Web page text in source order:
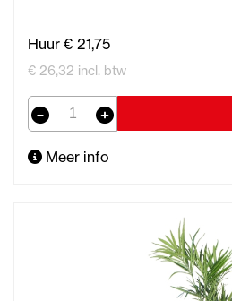
Huur € 21,75
€ 26,32 incl. btw
Meer info